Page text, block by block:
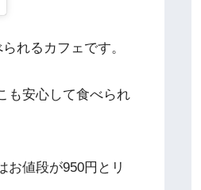
れるカフェです。
も安心して食べられ
お値段が950円とリ